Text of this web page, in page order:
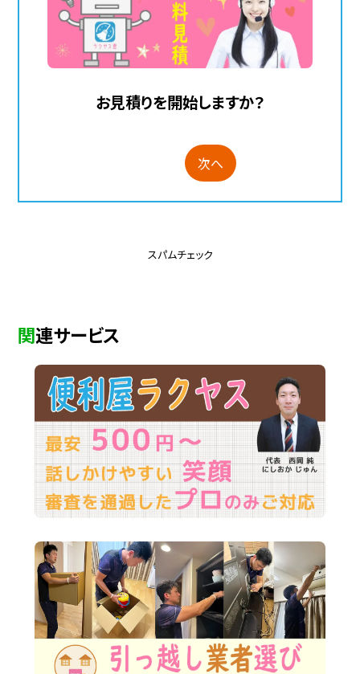
お見積りを開始しますか？
次へ
スパムチェック
関連サービス